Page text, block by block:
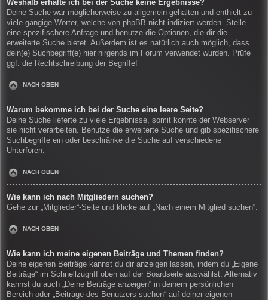
Weshalb erhalte ich bei der Suche keine Ergebnisse?
Deine Suche war möglicherweise zu allgemein gehalten und enthielt zu
viele gängige Wörter, welche von phpBB nicht indiziert werden. Stelle
eine spezifischere Anfrage und benutze die Optionen, die dir die
erweiterte Suche bietet. Außerdem ist es natürlich auch möglich, dass
dein(e) Suchbegriff(e) hier nirgends im Forum verwendet wurden. Prüfe
ggf. die Rechtschreibung der Begriffe!
NACH OBEN
Warum bekomme ich bei der Suche eine leere Seite?
Deine Suche lieferte zu viele Ergebnisse, somit konnte der Webserver
sie nicht verarbeiten. Benutze die erweiterte Suche und gib spezifischere
Suchbegriffe ein oder beschränke die Suche auf verschiedene
Unterforen.
NACH OBEN
Wie kann ich nach Mitgliedern suchen?
Gehe zur „Mitglieder“-Seite und klicke auf „Nach einem Mitglied suchen“.
NACH OBEN
Wie kann ich meine eigenen Beiträge und Themen finden?
Deine eigenen Beiträge kannst du dir anzeigen lassen, indem du „Eigene
Beiträge“ im Schnellzugriff oben auf der Boardseite auswählst. Alternativ
kannst du auch „Deine Beiträge anzeigen“ in deinem persönlichen
Bereich oder „Beiträge des Benutzers suchen“ auf deiner eigenen